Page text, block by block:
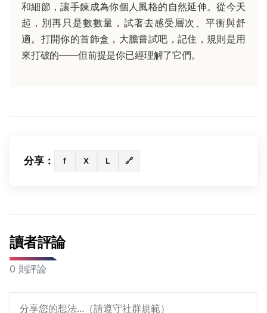
和細節，讓手鍊成為你個人風格的自然延伸。從今天
起，別再只是數數量，試著去感受層次、平衡與舒
適。打開你的首飾盒，大膽嘗試吧，記住，規則是用
來打破的——但前提是你已經理解了它們。
分享： f X L 🔗
讀者評論
0 則評論